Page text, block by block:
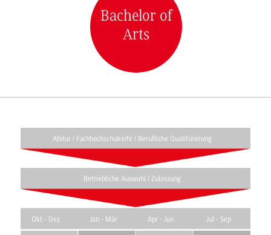
Bachelor of
Arts
Abitur / Fachhochschulreife / Berufliche Qualifizierung
Betriebliche Auswahl / Zulassung
Okt - Dez Apr - Jun
Jan - Mär Jul - Sep